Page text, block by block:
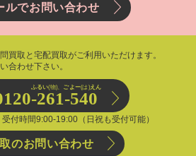
ルでお問い合わせ
買取と宅配買取がご利用いただけます。
合わせ下さい。
ふるい(物)、 ごよー(は)えん
261-540
付時間9:00-19:00（日祝も受付可能）
のお問い合わせ